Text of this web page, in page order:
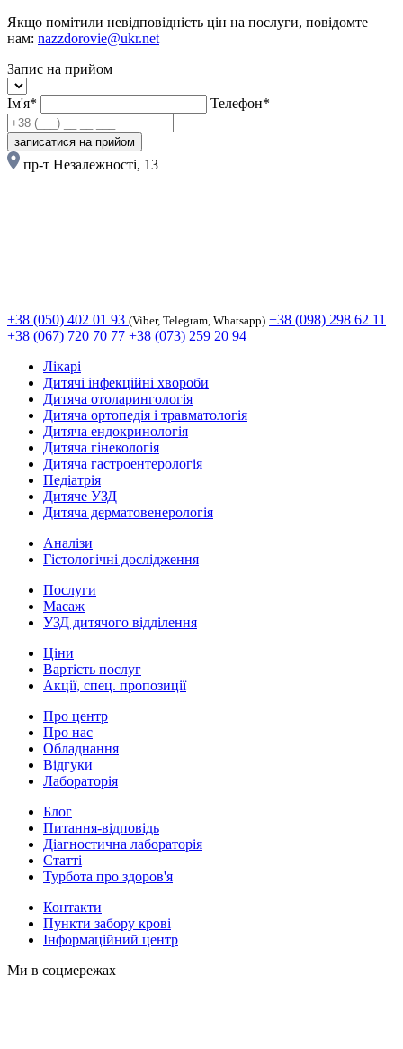
Якщо помітили невідповідність цін на послуги, повідомте
нам: nazzdorovie@ukr.net
Запис на прийом
Ім'я* Телефон*
записатися на прийом
пр-т Незалежності, 13
+38 (050) 402 01 93 (Viber, Telegram, Whatsapp) +38 (098) 298 62 11
+38 (067) 720 70 77 +38 (073) 259 20 94
Лікарі
Дитячі інфекційні хвороби
Дитяча отоларингологія
Дитяча ортопедія і травматологія
Дитяча ендокринологія
Дитяча гінекологія
Дитяча гастроентерологія
Педіатрія
Дитяче УЗД
Дитяча дерматовенерологія
Аналізи
Гістологічні дослідження
Послуги
Масаж
УЗД дитячого відділення
Ціни
Вартість послуг
Акції, спец. пропозиції
Про центр
Про нас
Обладнання
Відгуки
Лабораторія
Блог
Питання-відповідь
Діагностична лабораторія
Статті
Турбота про здоров'я
Контакти
Пункти забору крові
Інформаційний центр
Ми в соцмережах